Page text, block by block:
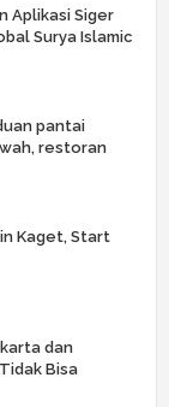
Aplikasi Siger
Surya Islamic
pantai
restoran
Kaget, Start
dan
Bisa